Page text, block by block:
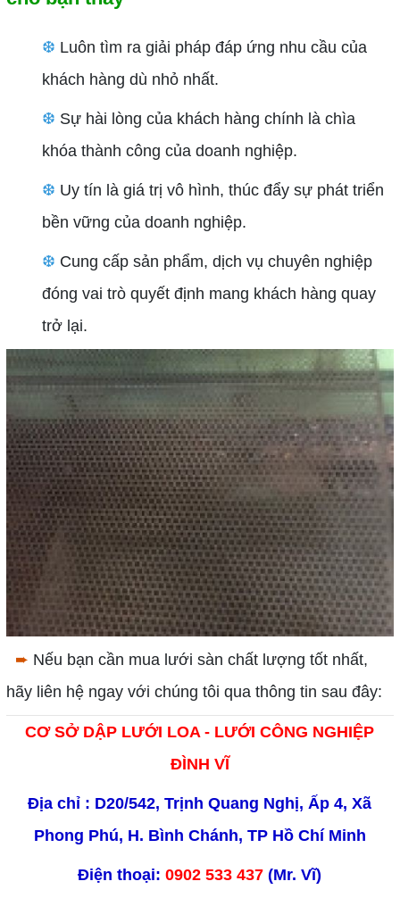
❆ Luôn tìm ra giải pháp đáp ứng nhu cầu của
khách hàng dù nhỏ nhất.
❆ Sự hài lòng của khách hàng chính là chìa
khóa thành công của doanh nghiệp.
❆ Uy tín là giá trị vô hình, thúc đẩy sự phát triển
bền vững của doanh nghiệp.
❆ Cung cấp sản phẩm, dịch vụ chuyên nghiệp
đóng vai trò quyết định mang khách hàng quay
trở lại.
➨ Nếu bạn cần mua lưới sàn chất lượng tốt nhất,
hãy liên hệ ngay với chúng tôi qua thông tin sau đây:
CƠ SỞ DẬP LƯỚI LOA - LƯỚI CÔNG NGHIỆP
ĐÌNH VĨ
Địa chỉ : D20/542, Trịnh Quang Nghị, Ấp 4, Xã
Phong Phú, H. Bình Chánh, TP Hồ Chí Minh
Điện thoại: 0902 533 437 (Mr. Vĩ)